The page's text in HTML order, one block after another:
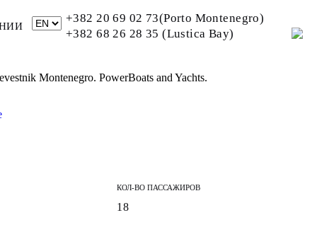
+382 20 69 02 73(Porto Montenegro)
+382 68 26 28 35 (Lustica Bay)
Montenegro. PowerBoats and Yachts.
КОЛ-ВО ПАССАЖИРОВ
18